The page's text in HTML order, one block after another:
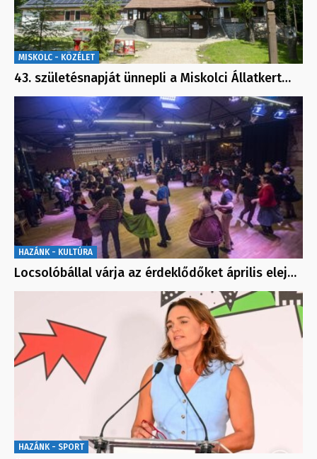
MISKOLC - KÖZÉLET
43. születésnapját ünnepli a Miskolci Állatkert…
HAZÁNK - KULTÚRA
Locsolóbállal várja az érdeklődőket április elej…
HAZÁNK - SPORT